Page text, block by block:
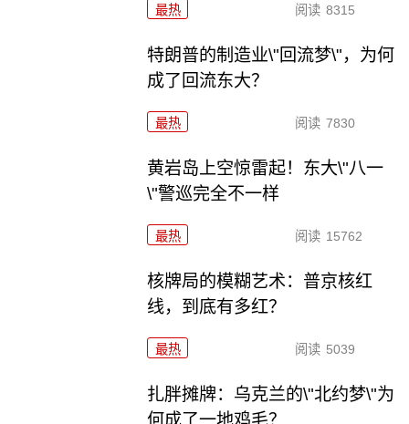
最热 阅读 8315
特朗普的制造业\"回流梦\"，为何
成了回流东大？
最热 阅读 7830
黄岩岛上空惊雷起！东大\"八一
\"警巡完全不一样
最热 阅读 15762
核牌局的模糊艺术：普京核红
线，到底有多红？
最热 阅读 5039
扎胖摊牌：乌克兰的\"北约梦\"为
何成了一地鸡毛？